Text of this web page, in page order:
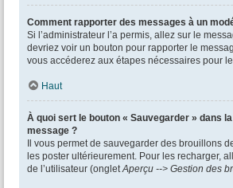
Comment rapporter des messages à un
Si l’administrateur l’a permis, allez sur le
devriez voir un bouton pour rapporter le
vous accéderez aux étapes nécessaires pour
Haut
À quoi sert le bouton « Sauvegarder » dans
message ?
Il vous permet de sauvegarder des brouillons
les poster ultérieurement. Pour les recharger,
de l’utilisateur (ongletAperçu --> Gestion des